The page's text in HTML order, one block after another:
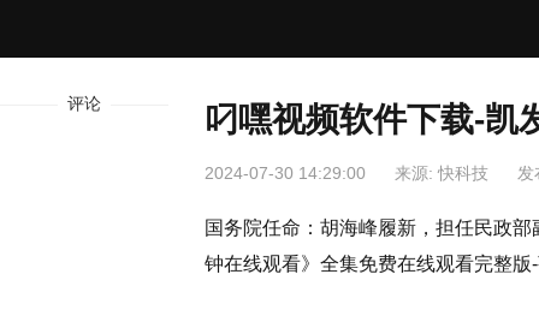
评论 叼嘿视频软件下载-凯
2024-07-30 14:29:00 来源: 快科技 发
国务院任命：胡海峰履新，担任民政
钟在线观看》全集免费在线观看完整版